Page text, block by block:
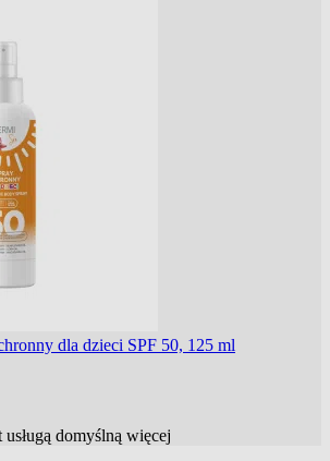
dla dzieci SPF 50, 125 ml
domyślną więcej